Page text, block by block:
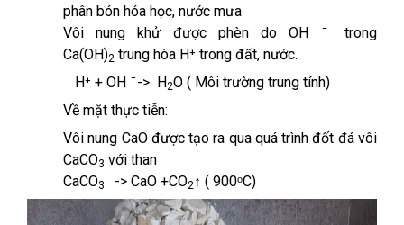
phân bón hóa học, nước mưa
Vôi nung khử được phèn do OH ̄ trong
Ca(OH)2 trung hòa H⁺ trong đất, nước.
H⁺ + OH ̄ -> H2O ( Môi trường trung tính)
Về mặt thực tiễn:
Vôi nung CaO được tạo ra qua quá trình đốt đá vôi
CaCO3 với than
CaCO3 -> CaO +CO2↑ ( 900ᵒC)